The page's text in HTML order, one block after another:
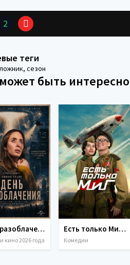
2
теги
, сезон
быть интересно
День разоблачения (2026)
кино 2026 года
Есть только МиГ (2025)
Комедии